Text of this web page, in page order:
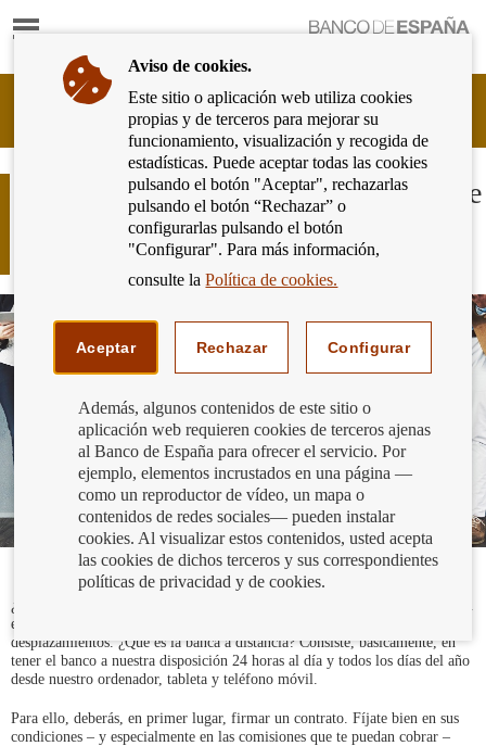
Mostrar
Ir
página
de
inicio
del
Banco
de
España
Cliente
Bancario
Banco
España
Eurosistema,
Banca a distancia: la tecnología puede
ser nuestra mejor aliada si la
utilizamos con cabeza
¿No tienes tiempo para ir a tu sucursal? Tranquilo. Es muy probable que tu
entidad ofrezca un servicio de banca a distancia que te ahorre
desplazamientos. ¿Qué es la banca a distancia? Consiste, básicamente, en
tener el banco a nuestra disposición 24 horas al día y todos los días del año
desde nuestro ordenador, tableta y teléfono móvil.
Para ello, deberás, en primer lugar, firmar un contrato. Fíjate bien en sus
condiciones – y especialmente en las comisiones que te puedan cobrar –
Aviso de cookies.
Este sitio o aplicación web utiliza cookies
propias y de terceros para mejorar su
funcionamiento, visualización y recogida de
estadísticas. Puede aceptar todas las cookies
pulsando el botón "Aceptar", rechazarlas
pulsando el botón “Rechazar” o
configurarlas pulsando el botón
"Configurar". Para más información,
consulte laPolítica de cookies.
Aceptar Rechazar Configurar
Además, algunos contenidos de este sitio o
aplicación web requieren cookies de terceros ajenas
al Banco de España para ofrecer el servicio. Por
ejemplo, elementos incrustados en una página —
como un reproductor de vídeo, un mapa o
contenidos de redes sociales— pueden instalar
cookies. Al visualizar estos contenidos, usted acepta
las cookies de dichos terceros y sus correspondientes
políticas de privacidad y de cookies.